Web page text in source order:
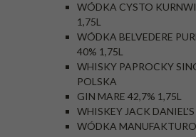
WÓDKA CYSTO
1,75L
WÓDKA BELVEDERE
40% 1,75L
WHISKY PAPROCKY
POLSKA
GIN MARE 42,7% 1,75L
WHISKEY JACK
WÓDKA